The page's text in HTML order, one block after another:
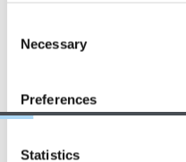
Selection
Necessary
Preferences
Statistics